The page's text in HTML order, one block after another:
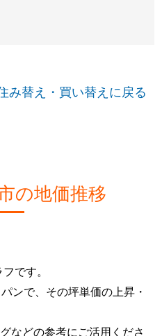
み替え・買い替えに戻る
の地価推移
です。
ンで、その坪単価の上昇・
などの参考にご活用くださ